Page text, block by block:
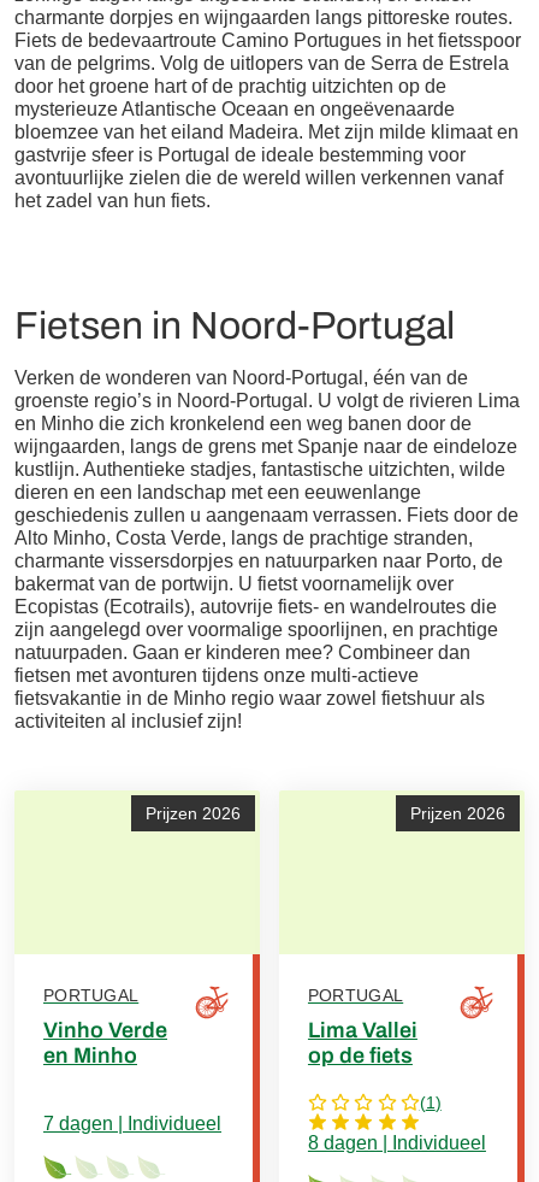
charmante dorpjes en wijngaarden langs pittoreske routes.
Fiets de bedevaartroute Camino Portugues in het fietsspoor
van de pelgrims. Volg de uitlopers van de Serra de Estrela
door het groene hart of de prachtig uitzichten op de
mysterieuze Atlantische Oceaan en ongeëvenaarde
bloemzee van het eiland Madeira. Met zijn milde klimaat en
gastvrije sfeer is Portugal de ideale bestemming voor
avontuurlijke zielen die de wereld willen verkennen vanaf
het zadel van hun fiets.
Fietsen in Noord-Portugal
Verken de wonderen van Noord-Portugal, één van de
groenste regio’s in Noord-Portugal. U volgt de rivieren Lima
en Minho die zich kronkelend een weg banen door de
wijngaarden, langs de grens met Spanje naar de eindeloze
kustlijn. Authentieke stadjes, fantastische uitzichten, wilde
dieren en een landschap met een eeuwenlange
geschiedenis zullen u aangenaam verrassen. Fiets door de
Alto Minho, Costa Verde, langs de prachtige stranden,
charmante vissersdorpjes en natuurparken naar Porto, de
bakermat van de portwijn. U fietst voornamelijk over
Ecopistas (Ecotrails), autovrije fiets- en wandelroutes die
zijn aangelegd over voormalige spoorlijnen, en prachtige
natuurpaden. Gaan er kinderen mee? Combineer dan
fietsen met avonturen tijdens onze multi-actieve
fietsvakantie in de Minho regio waar zowel fietshuur als
activiteiten al inclusief zijn!
Prijzen 2026
PORTUGAL
Vinho Verde
en Minho
7 dagen | Individueel
Prijzen 2026
PORTUGAL
Lima Vallei
op de fiets
(1)
8 dagen | Individueel